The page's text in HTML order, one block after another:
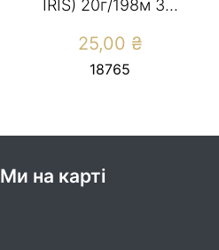
IRIS) 20г/198м 3...
25,00 ₴
18765
Ми на карті